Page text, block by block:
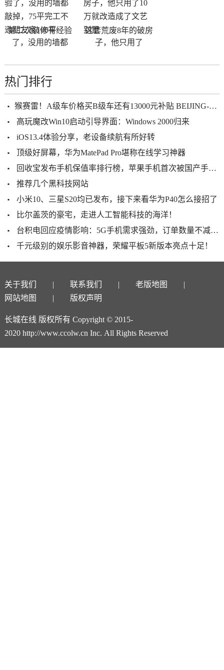
第二次装修有经验
了，没用的墙都
这套荒废8年的破房
子，他只用了
热门排行
​猴赛雷！A级车价格买B级车还有13000元补贴 BEIJING-U7介绍畀你
高玩魔改Win10启动引导界面：Windows 2000归来
iOS13.4体验分享，老设备续航有所好转
顶级好屏幕，华为MatePad Pro堪称在线学习神器
回收宝发布手机保值率排行榜，苹果手机首次被国产手机超越
推荐几个黑科技网站
小米10、三星S20均已发布，接下来看华为P40怎么接招了
比尔盖茨的豪宅，走进人工智能科技的海洋！
台积电回应疫情影响：5G手机需求强劲，订单数量不减反增
千元级别的娱乐影音神器，荣耀平板5新版本亮点十足！
关于我们 联系我们
老版地图
网站地图
版权声明
长城在线 版权所有 Copyright © 2015-
2020 http://www.ccolw.cn Inc. All Rights Reserved